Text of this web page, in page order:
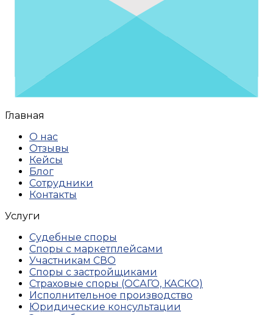
Главная
О нас
Отзывы
Кейсы
Блог
Сотрудники
Контакты
Услуги
Судебные споры
Споры с маркетплейсами
Участникам СВО
Споры с застройщиками
Страховые споры (ОСАГО, КАСКО)
Исполнительное производство
Юридические консультации